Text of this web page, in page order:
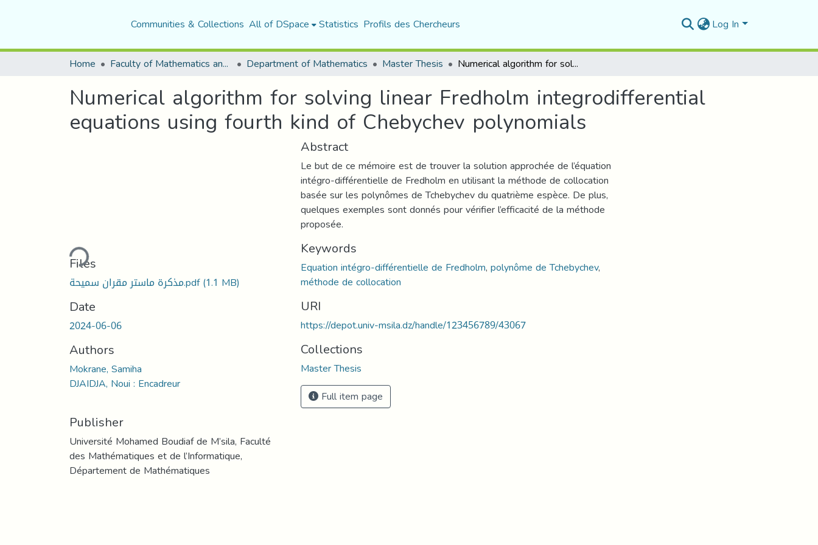
Communities & Collections All of DSpace Statistics Profils des Chercheurs Log In
Home Faculty of Mathematics and Computer Science Department of Mathematics Master Thesis Numerical algorithm for solving linear Fredholm integrodifferential equations using fourth kind of Chebychev polynomials
Numerical algorithm for solving linear Fredholm integrodifferential
equations using fourth kind of Chebychev polynomials
Loading...
Files
مذكرة ماستر مقران سميحة.pdf(1.1 MB)
Date
2024-06-06
Authors
Mokrane, Samiha
DJAIDJA, Noui : Encadreur
Publisher
Université Mohamed Boudiaf de M’sila, Faculté
des Mathématiques et de l’Informatique,
Département de Mathématiques
Abstract
Le but de ce mémoire est de trouver la solution approchée de l’équation
intégro-différentielle de Fredholm en utilisant la méthode de collocation
basée sur les polynômes de Tchebychev du quatrième espèce. De plus,
quelques exemples sont donnés pour vérifier l’efficacité de la méthode
proposée.
Keywords
Equation intégro-différentielle de Fredholm,polynôme de Tchebychev,
méthode de collocation
URI
https://depot.univ-msila.dz/handle/123456789/43067
Collections
Master Thesis
Full item page